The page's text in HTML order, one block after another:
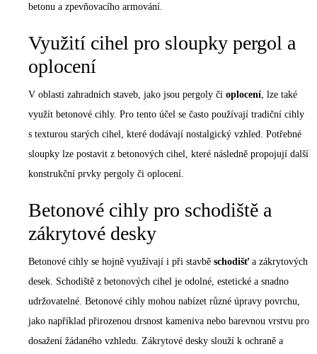
betonu a zpevňovacího armování.
Využití cihel pro sloupky pergol a
oplocení
V oblasti zahradních staveb, jako jsou pergoly či oplocení , lze také
využít betonové cihly. Pro tento účel se často používají tradiční cihly
s texturou starých cihel, které dodávají nostalgický vzhled. Potřebné
sloupky lze postavit z betonových cihel, které následně propojují další
konstrukční prvky pergoly či oplocení.
Betonové cihly pro schodiště a
zákrytové desky
Betonové cihly se hojně využívají i při stavbě schodišťa zákrytových
desek. Schodiště z betonových cihel je odolné, estetické a snadno
udržovatelné. Betonové cihly mohou nabízet různé úpravy povrchu,
jako například přirozenou drsnost kameniva nebo barevnou vrstvu pro
dosažení žádaného vzhledu. Zákrytové desky slouží k ochraně a